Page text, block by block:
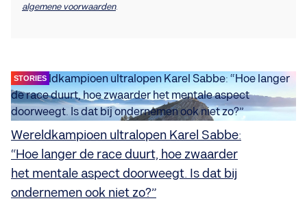
algemene voorwaarden.
STORIES
Wereldkampioen ultralopen Karel Sabbe:
“Hoe langer de race duurt, hoe zwaarder
het mentale aspect doorweegt. Is dat bij
ondernemen ook niet zo?”